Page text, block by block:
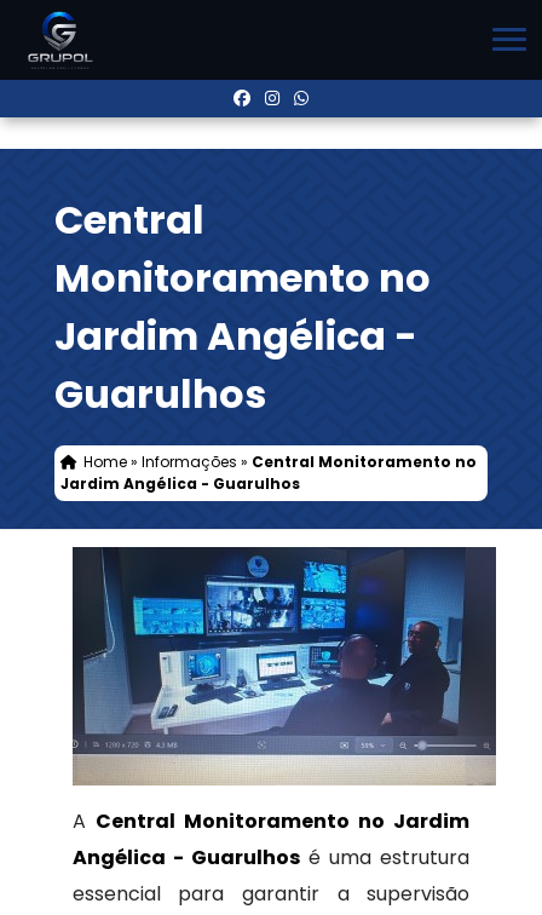
Central
Monitoramento no
Jardim Angélica -
Guarulhos
Home» Informações » Central Monitoramento no
Jardim Angélica - Guarulhos
A Central Monitoramento no Jardim
Angélica - Guarulhosé uma estrutura
essencial para garantir a supervisão